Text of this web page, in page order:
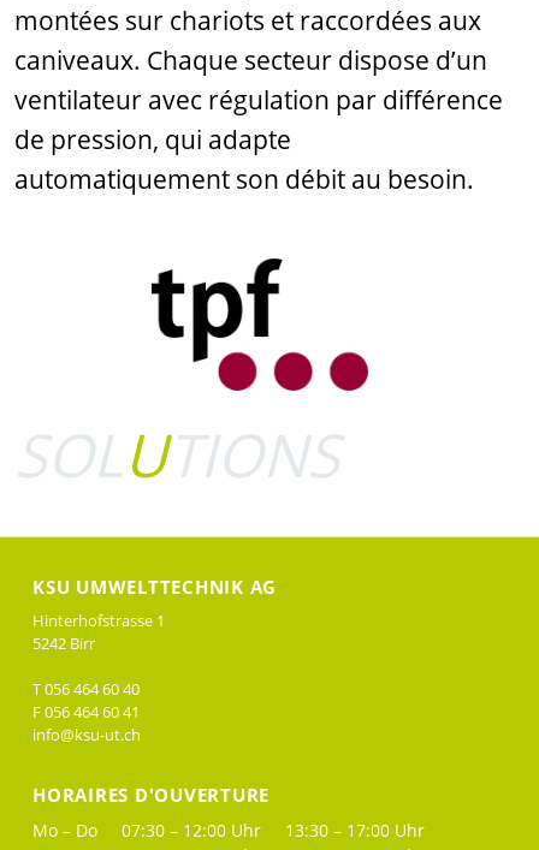
montées sur chariots et raccordées aux
caniveaux. Chaque secteur dispose d’un
ventilateur avec régulation par différence
de pression, qui adapte
automatiquement son débit au besoin.
SOLUTIONS
KSU UMWELTTECHNIK AG
Hinterhofstrasse 1
5242 Birr
T 056 464 60 40
F 056 464 60 41
info@ksu-ut.ch
HORAIRES D'OUVERTURE
Mo – Do 07:30 – 12:00 Uhr
13:30 – 17:00 Uhr